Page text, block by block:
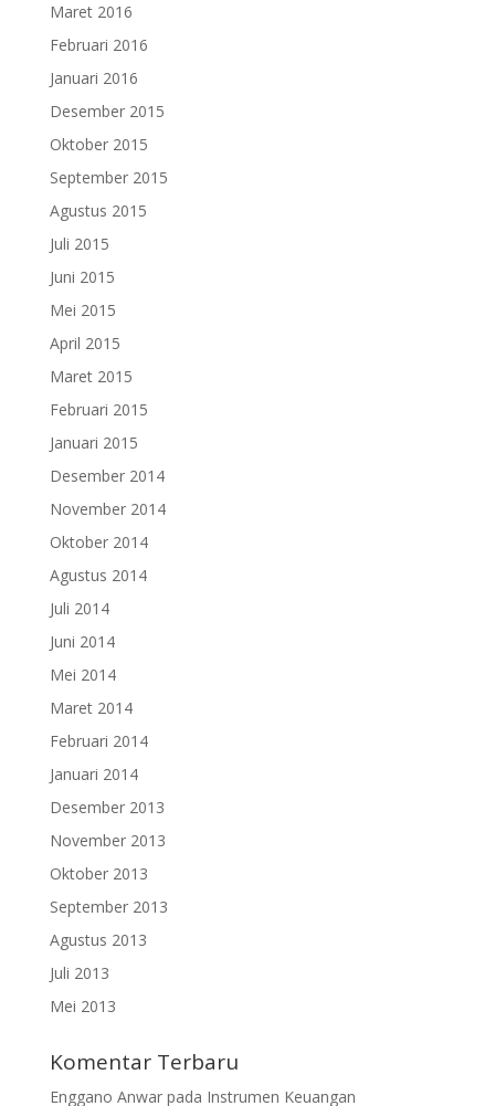
Maret 2016
Februari 2016
Januari 2016
Desember 2015
Oktober 2015
September 2015
Agustus 2015
Juli 2015
Juni 2015
Mei 2015
April 2015
Maret 2015
Februari 2015
Januari 2015
Desember 2014
November 2014
Oktober 2014
Agustus 2014
Juli 2014
Juni 2014
Mei 2014
Maret 2014
Februari 2014
Januari 2014
Desember 2013
November 2013
Oktober 2013
September 2013
Agustus 2013
Juli 2013
Mei 2013
Komentar Terbaru
Enggano Anwarpada Instrumen Keuangan